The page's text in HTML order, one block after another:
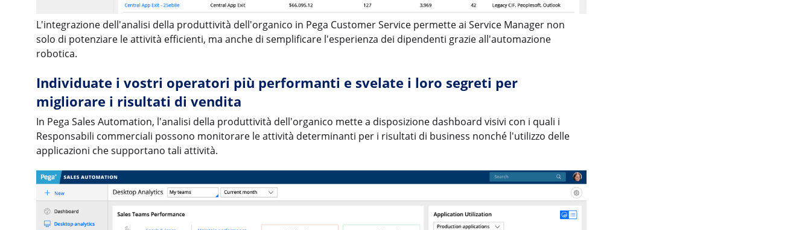
L'integrazione dell'analisi della produttività dell'organico in Pega Customer Service permette ai Service Manager non
solo di potenziare le attività efficienti, ma anche di semplificare l'esperienza dei dipendenti grazie all'automazione
robotica.
Individuate i vostri operatori più performanti e svelate i loro segreti per
migliorare i risultati di vendita
In Pega Sales Automation, l'analisi della produttività dell'organico mette a disposizione dashboard visivi con i quali i
Responsabili commerciali possono monitorare le attività determinanti per i risultati di business nonché l'utilizzo delle
applicazioni che supportano tali attività.